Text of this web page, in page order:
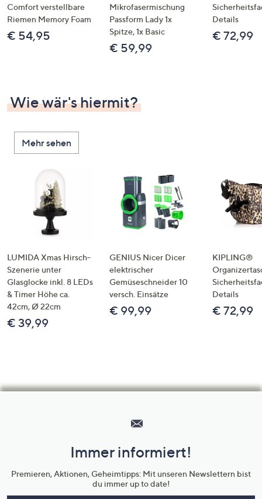
Comfort verstellbare
Riemen Memory Foam
€ 54,95
Mikrofasermischung
Passform Lady 1x
Spitze, 1x Basic
€ 59,99
Details
€ 72,99
Wie wär's hiermit?
Mehr sehen
LUMIDA Xmas Hirsch-
Szenerie unter
Glasglocke inkl. 8 LEDs
& Timer Höhe ca.
42cm, Ø 22cm
€ 39,99
GENIUS Nicer Dicer
elektrischer
Gemüseschneider 10
versch. Einsätze
€ 99,99
KIPLING®
Details
€ 72,99
Unternehmensinformationen
Immer informiert!
Premieren, Aktionen, Geheimtipps: Mit unseren Newslettern bist
du immer up to date!